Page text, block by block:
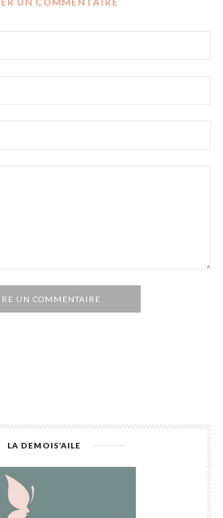
UN COMMENTAIRE
LA DEMOIS’AILE